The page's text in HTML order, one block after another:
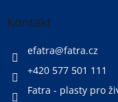
Kontakt
efatra@fatra.cz
+420 577 501 111
Fatra - plasty pro